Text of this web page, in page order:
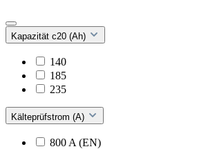
Kapazität c20 (Ah)
140
185
235
Kälteprüfstrom (A)
800 A (EN)